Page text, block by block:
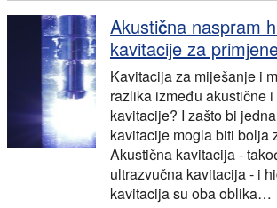
Akustična naspram
kavitacije za
Kavitacija za miješanje i
razlika između akustične
kavitacije? I zašto bi
kavitacije mogla biti bolja
Akustična kavitacija -
ultrazvučna kavitacija - i
kavitacija su oba oblika…